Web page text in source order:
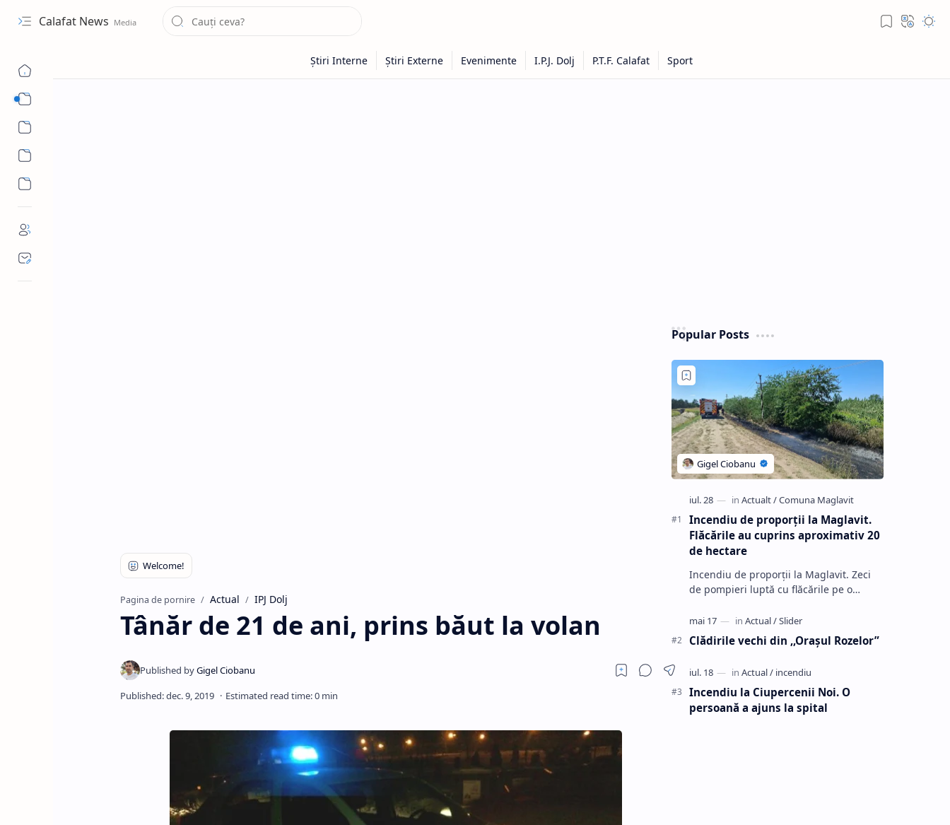
Calafat News
Pagina de pornire Actual IPJ Dolj
Tânăr de 21 de ani, prins băut la volan
Popular Posts
Incendiu de proporții la Maglavit.
Flăcările au cuprins aproximativ 20
de hectare
Incendiu de proporții la Maglavit. Zeci
de pompieri luptă cu flăcările pe o
Clădirile vechi din ,,Oraşul Rozelor”
Incendiu la Ciupercenii Noi. O
persoană a ajuns la spital